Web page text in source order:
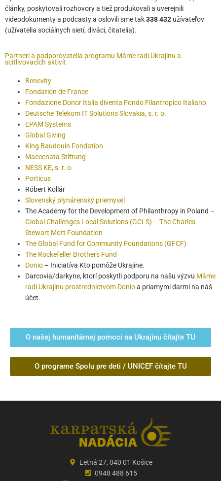
články, poskytovali rozhovory a tiež produkovali a uverejnili
videodokumenty a podcasty a oslovili sme tak338 432 užívateľov
(užívatelia sociálnych sietí, diváci, čitatelia).
Partneri a podporovatelia programu Máme radi Ukrajinu a
scitlivovacích aktivít
Benevity
Fondation de France
Fondazione Donor Italia diventa Fondo Filantropico Italiano
Deutsche Telekom IT Solutions Slovakia, s. r. o.
EPAM Systems
Global Giving
King Baudouin Fondation
Maecenata Stiftung
NESS KE, s. r. o.
Porticus
Róbert Kollár
Slovenský plynárenský priemysel
The Academy for the Development of Philanthropy in Poland –
Global Challenges Local Solutions (GCLS) – The Charles
Stewart Mott Foundation
The Global Fund for Community Foundations (GFCF)
The Rockefeller Brothers Fund
Donio – Iniciatíva Kto pomôže Ukrajine.
Darcovia/darkyne, ktorí poskytli podporu na našu výzvu Máme
radi Ukrajinu prostredníctvom Donioa priamymi darmi na náš
účet.
O našej humanitárnej pomoci na Ukrajinu čítajte TU
O programe Spolu pre deti / UNICEF čítajte TU
Letná 27, 040 01 Košice
0948 488 615